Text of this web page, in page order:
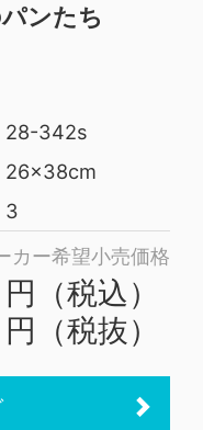
ンたち
28-342s
26x38cm
3
カー希望小売価格
（税込）
（税抜）